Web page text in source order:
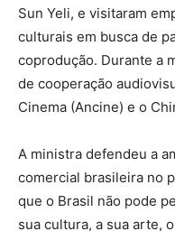
Sun Yeli, e visitaram
culturais em busca de
coprodução. Durante a
de cooperação
Cinema (Ancine) e o
A ministra defendeu a
comercial brasileira no
que o Brasil não pode
sua cultura, a sua arte,